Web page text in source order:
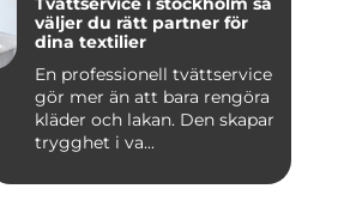
väljer du rätt partner för
dina textilier
En professionell tvättservice
gör mer än att bara rengöra
kläder och lakan. Den skapar
trygghet i va...